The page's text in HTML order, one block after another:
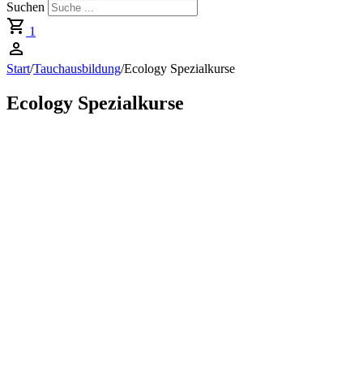
Suchen
1
Start/Tauchausbildung/Ecology Spezialkurse
Ecology Spezialkurse